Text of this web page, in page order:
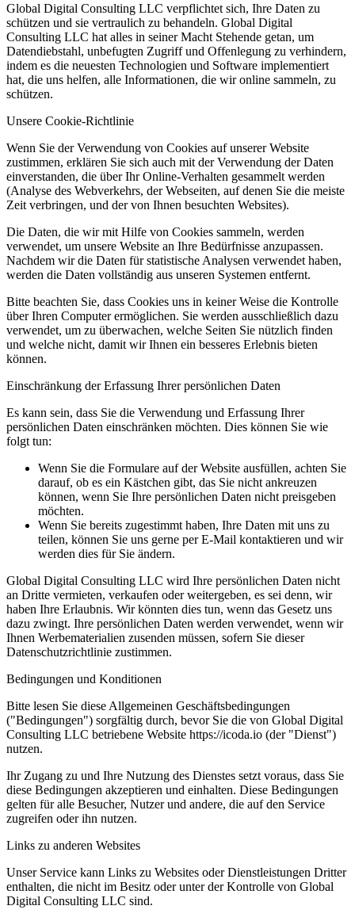
Global Digital Consulting LLC verpflichtet sich, Ihre Daten zu
schützen und sie vertraulich zu behandeln. Global Digital
Consulting LLC hat alles in seiner Macht Stehende getan, um
Datendiebstahl, unbefugten Zugriff und Offenlegung zu verhindern,
indem es die neuesten Technologien und Software implementiert
hat, die uns helfen, alle Informationen, die wir online sammeln, zu
schützen.
Unsere Cookie-Richtlinie
Wenn Sie der Verwendung von Cookies auf unserer Website
zustimmen, erklären Sie sich auch mit der Verwendung der Daten
einverstanden, die über Ihr Online-Verhalten gesammelt werden
(Analyse des Webverkehrs, der Webseiten, auf denen Sie die meiste
Zeit verbringen, und der von Ihnen besuchten Websites).
Die Daten, die wir mit Hilfe von Cookies sammeln, werden
verwendet, um unsere Website an Ihre Bedürfnisse anzupassen.
Nachdem wir die Daten für statistische Analysen verwendet haben,
werden die Daten vollständig aus unseren Systemen entfernt.
Bitte beachten Sie, dass Cookies uns in keiner Weise die Kontrolle
über Ihren Computer ermöglichen. Sie werden ausschließlich dazu
verwendet, um zu überwachen, welche Seiten Sie nützlich finden
und welche nicht, damit wir Ihnen ein besseres Erlebnis bieten
können.
Einschränkung der Erfassung Ihrer persönlichen Daten
Es kann sein, dass Sie die Verwendung und Erfassung Ihrer
persönlichen Daten einschränken möchten. Dies können Sie wie
folgt tun:
Wenn Sie die Formulare auf der Website ausfüllen, achten Sie
darauf, ob es ein Kästchen gibt, das Sie nicht ankreuzen
können, wenn Sie Ihre persönlichen Daten nicht preisgeben
möchten.
Wenn Sie bereits zugestimmt haben, Ihre Daten mit uns zu
teilen, können Sie uns gerne per E-Mail kontaktieren und wir
werden dies für Sie ändern.
Global Digital Consulting LLC wird Ihre persönlichen Daten nicht
an Dritte vermieten, verkaufen oder weitergeben, es sei denn, wir
haben Ihre Erlaubnis. Wir könnten dies tun, wenn das Gesetz uns
dazu zwingt. Ihre persönlichen Daten werden verwendet, wenn wir
Ihnen Werbematerialien zusenden müssen, sofern Sie dieser
Datenschutzrichtlinie zustimmen.
Bedingungen und Konditionen
Bitte lesen Sie diese Allgemeinen Geschäftsbedingungen
("Bedingungen") sorgfältig durch, bevor Sie die von Global Digital
Consulting LLC betriebene Website https://icoda.io (der "Dienst")
nutzen.
Ihr Zugang zu und Ihre Nutzung des Dienstes setzt voraus, dass Sie
diese Bedingungen akzeptieren und einhalten. Diese Bedingungen
gelten für alle Besucher, Nutzer und andere, die auf den Service
zugreifen oder ihn nutzen.
Links zu anderen Websites
Unser Service kann Links zu Websites oder Dienstleistungen Dritter
enthalten, die nicht im Besitz oder unter der Kontrolle von Global
Digital Consulting LLC sind.